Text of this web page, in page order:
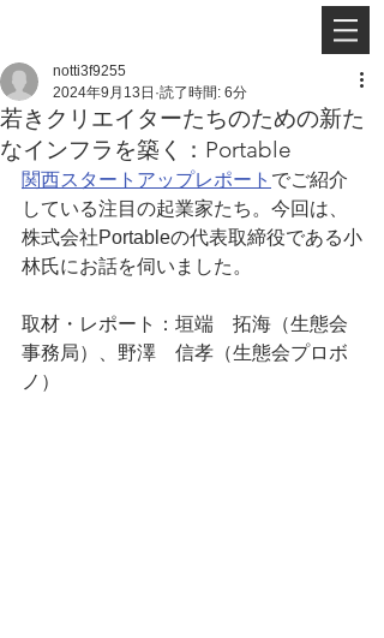
若きクリエイターたちのための新た
なインフラを築く：Portable
notti3f9255
2024年9月13日 読了時間: 6分
関西スタートアップレポート でご紹介
している注目の起業家たち。 今回は、
株式会社Portableの代表取締役である小
林氏にお話を伺いました。
取材・レポート： 垣端　拓海 （生態会
事務局）、野澤　信孝（生態会プロボ
ノ）